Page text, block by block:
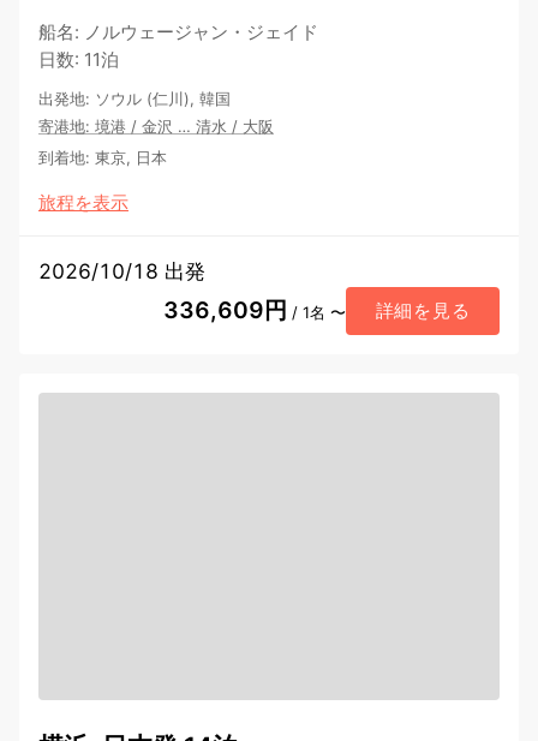
船名: ノルウェージャン・ジェイド
日数: 11泊
出発地: ソウル (仁川), 韓国
寄港地: 境港 / 金沢 … 清水 / 大阪
到着地: 東京, 日本
旅程を表示
2026/10/18 出発
336,609円 / 1名 〜 詳細を見る